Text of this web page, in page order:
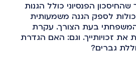
הפנסיוני כולל הגנות
לספק הגנה משמעותית
בעת הצורך. עקרת
את זכויותייך. וגם: האם הגדרת
גברים?